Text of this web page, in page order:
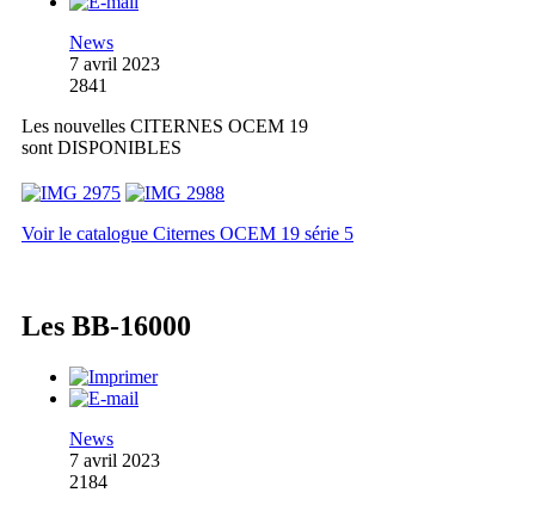
News
7 avril 2023
2841
Les nouvelles CITERNES OCEM 19
sont DISPONIBLES
Voir le catalogue Citernes OCEM 19 série 5
Les BB-16000
News
7 avril 2023
2184